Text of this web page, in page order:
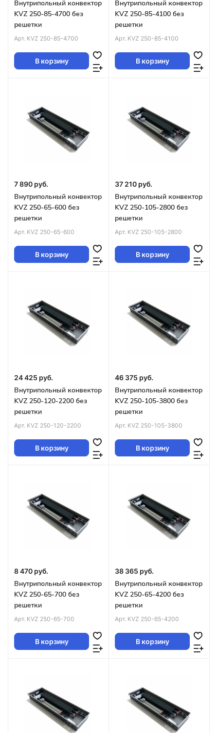
Внутрипольный конвектор
KVZ 250-85-4700 без
решетки
Арт. KVZ 250-85-4700
В корзину
Внутрипольный конвектор
KVZ 250-85-4100 без
решетки
Арт. KVZ 250-85-4100
В корзину
7 890 руб.
Внутрипольный конвектор
KVZ 250-65-600 без
решетки
Арт. KVZ 250-65-600
В корзину
37 210 руб.
Внутрипольный конвектор
KVZ 250-105-2800 без
решетки
Арт. KVZ 250-105-2800
В корзину
24 425 руб.
Внутрипольный конвектор
KVZ 250-120-2200 без
решетки
Арт. KVZ 250-120-2200
В корзину
46 375 руб.
Внутрипольный конвектор
KVZ 250-105-3800 без
решетки
Арт. KVZ 250-105-3800
В корзину
8 470 руб.
Внутрипольный конвектор
KVZ 250-65-700 без
решетки
Арт. KVZ 250-65-700
В корзину
38 365 руб.
Внутрипольный конвектор
KVZ 250-65-4200 без
решетки
Арт. KVZ 250-65-4200
В корзину